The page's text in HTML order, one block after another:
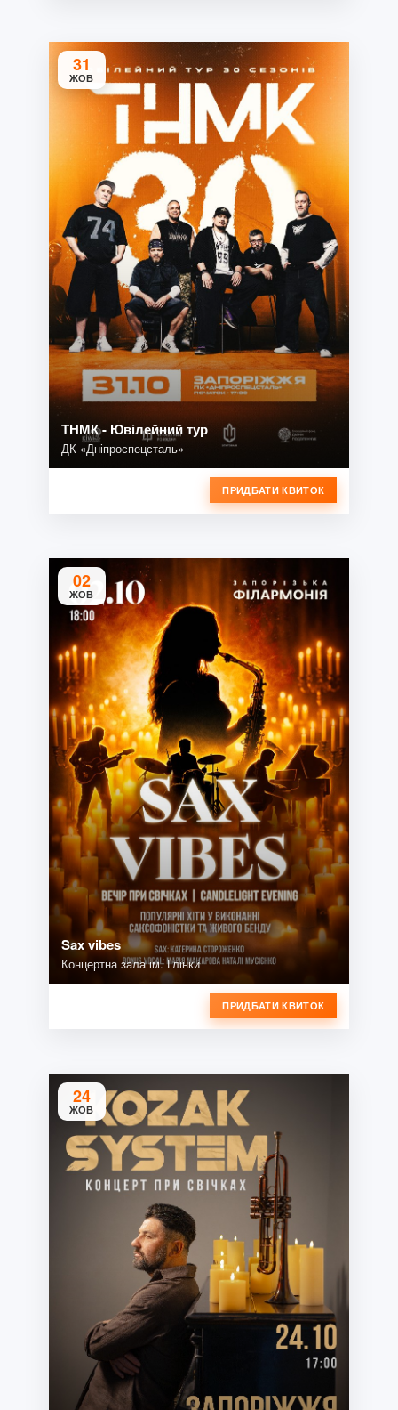
31
ЖОВ
ТНМК - Ювілейний тур
ДК «Дніпроспецсталь»
ПРИДБАТИ КВИТОК
02
ЖОВ
Sax vibes
Концертна зала ім. Глінки
ПРИДБАТИ КВИТОК
24
ЖОВ